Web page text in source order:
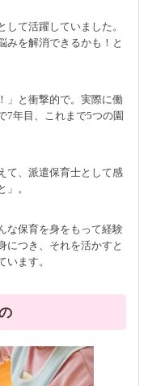
て活躍していました。
みを解消できるかも！と
」と衝撃的で。実際に働
7年目、これまで5つの園
て、派遣保育士として感
」。
な保育を身をもって経験
につき、それを活かすと
ます。